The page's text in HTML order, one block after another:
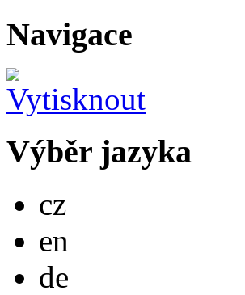
Navigace
Výběr jazyka
cz
en
de